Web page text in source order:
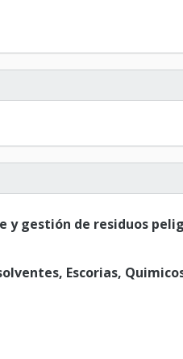
y gestión de residuos
Escorias,